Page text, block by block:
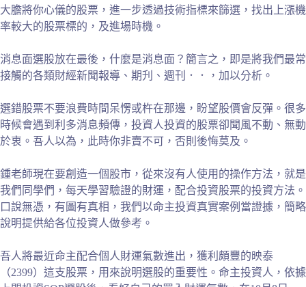
大膽將你心儀的股票，進一步透過技術指標來篩選，找出上漲機
率較大的股票標的，及進場時機。
消息面選股放在最後，什麼是消息面？簡言之，即是將我們最常
接觸的各類財經新聞報導、期刋、週刊．．，加以分析。
選錯股票不要浪費時間呆愣或杵在那邊，盼望股價會反彈。很多
時候會遇到利多消息頻傳，投資人投資的股票卻聞風不動、無動
於衷。吾人以為，此時你非賣不可，否則後悔莫及。
鍾老師現在要創造一個股市，從來沒有人使用的操作方法，就是
我們同學們，每天學習驗證的財運，配合投資股票的投資方法。
口說無憑，有圖有真相，我們以命主投資真實案例當證據，簡略
說明提供給各位投資人做參考。
吾人將最近命主配合個人財運氣數進出，獲利頗豐的映泰
（2399）這支股票，用來說明選股的重要性。命主投資人，依據